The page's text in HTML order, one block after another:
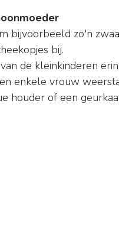
bijvoorbeeld zo'n
bij.
de kleinkinderen erin.
enkele vrouw
houder of een